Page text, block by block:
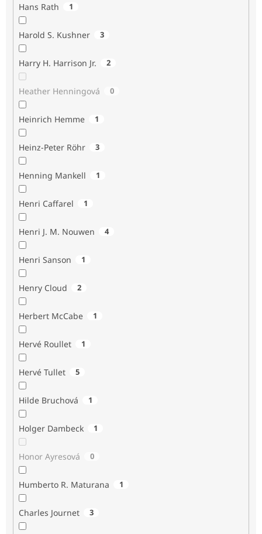
Hans Rath 1
Harold S. Kushner 3
Harry H. Harrison Jr. 2
Heather Henningová 0
Heinrich Hemme 1
Heinz-Peter Röhr 3
Henning Mankell 1
Henri Caffarel 1
Henri J. M. Nouwen 4
Henri Sanson 1
Henry Cloud 2
Herbert McCabe 1
Hervé Roullet 1
Hervé Tullet 5
Hilde Bruchová 1
Holger Dambeck 1
Honor Ayresová 0
Humberto R. Maturana 1
Charles Journet 3